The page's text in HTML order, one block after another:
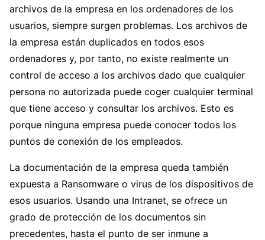
archivos de la empresa en los ordenadores de los
usuarios, siempre surgen problemas. Los archivos de
la empresa están duplicados en todos esos
ordenadores y, por tanto, no existe realmente un
control de acceso a los archivos dado que cualquier
persona no autorizada puede coger cualquier terminal
que tiene acceso y consultar los archivos. Esto es
porque ninguna empresa puede conocer todos los
puntos de conexión de los empleados.
La documentación de la empresa queda también
expuesta a Ransomware o virus de los dispositivos de
esos usuarios. Usando una Intranet, se ofrece un
grado de protección de los documentos sin
precedentes, hasta el punto de ser inmune a